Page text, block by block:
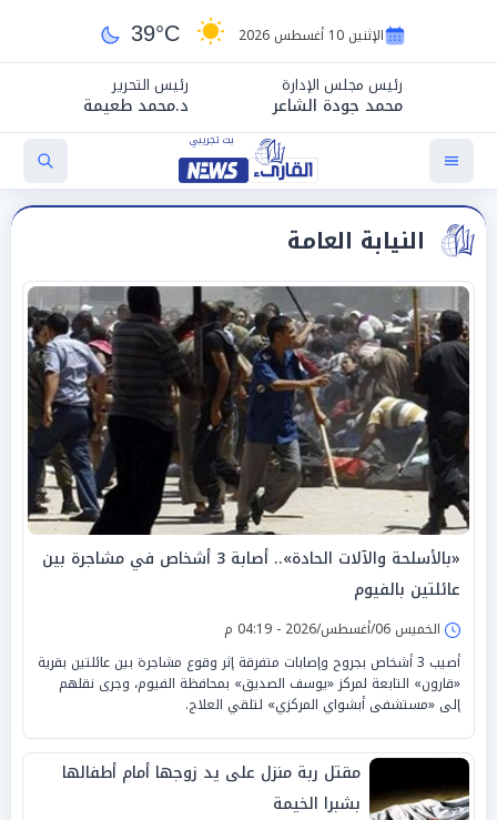
الإثنين 10 أغسطس 2026 39°C
رئيس مجلس الإدارة
محمد جودة الشاعر
رئيس التحرير
د.محمد طعيمة
النيابة العامة
«بالأسلحة والآلات الحادة».. أصابة 3 أشخاص في مشاجرة بين
عائلتين بالفيوم
الخميس 06/أغسطس/2026 - 04:19 م
أصيب 3 أشخاص بجروح وإصابات متفرقة إثر وقوع مشاجرة بين عائلتين بقرية
«قارون» التابعة لمركز «يوسف الصديق» بمحافظة الفيوم، وجرى نقلهم
إلى «مستشفى أبشواي المركزي» لتلقي العلاج.
مقتل ربة منزل على يد زوجها أمام أطفالها
بشبرا الخيمة